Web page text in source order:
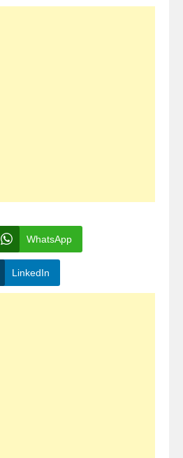
WhatsApp
LinkedIn